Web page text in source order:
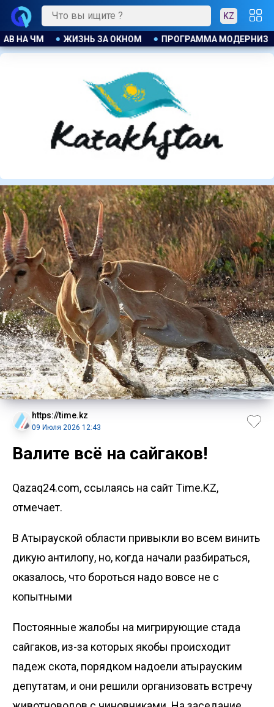
KZ
МОДЕРНИЗАЦИИ В ДЕЙСТВИИ ДЖАННИ
https://time.kz
09 Июля 2026 12:43
Валите всё на сайгаков!
Qazaq24.com, ссылаясь на сайт Time.KZ,
отмечает.
В Атырауской области привыкли во всем винить
дикую антилопу, но, когда начали разбираться,
оказалось, что бороться надо вовсе не с
копытными
Постоянные жалобы на мигрирующие стада
сайгаков, из-за которых якобы происходит
падеж скота, порядком надоели атырауским
депутатам, и они решили организовать встречу